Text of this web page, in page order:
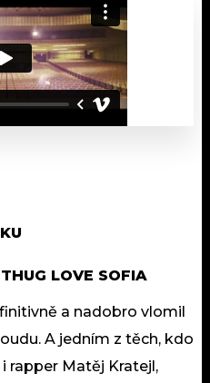
LOVE SOFIA
a nadobro vlomil
A jedním z těch, kdo
rapper Matěj Kratejl,